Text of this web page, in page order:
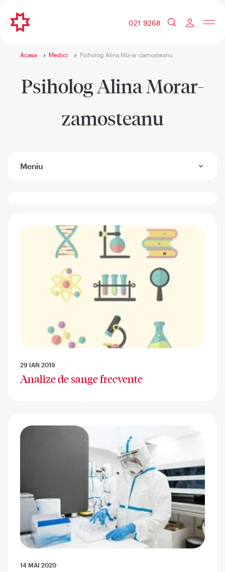
021 9268
Acasa Medici Psiholog Alina Morar-zamosteanu
Psiholog Alina Morar-
zamosteanu
Meniu
29 IAN 2019
Analize de sange frecvente
14 MAI 2020